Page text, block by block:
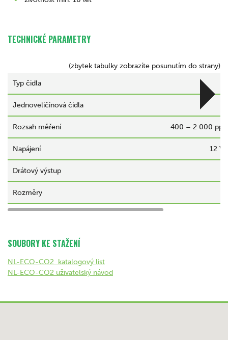
TECHNICKÉ PARAMETRY
(zbytek tabulky zobrazíte posunutím do strany)
Typ čidla
Jednoveličinová čidla
Rozsah měření 400 – 2 000
Napájení 12 V
Drátový výstup
Rozměry
SOUBORY KE STAŽENÍ
NL-ECO-CO2 katalogový list
NL-ECO-CO2 uživatelský návod